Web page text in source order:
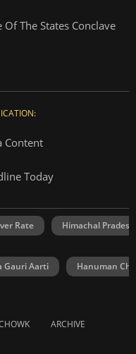
Of The States Conclave
Content
Today
Rate Himachal
Gauri Aarti Hanuman
ARCHIVE